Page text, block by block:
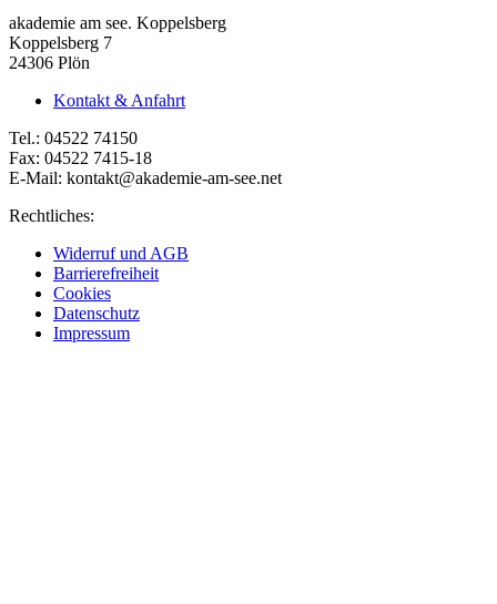
akademie am see. Koppelsberg
Koppelsberg 7
24306 Plön
Kontakt & Anfahrt
Tel.: 04522 74150
Fax: 04522 7415-18
E-Mail: kontakt@akademie-am-see.net
Rechtliches:
Widerruf und AGB
Barrierefreiheit
Cookies
Datenschutz
Impressum